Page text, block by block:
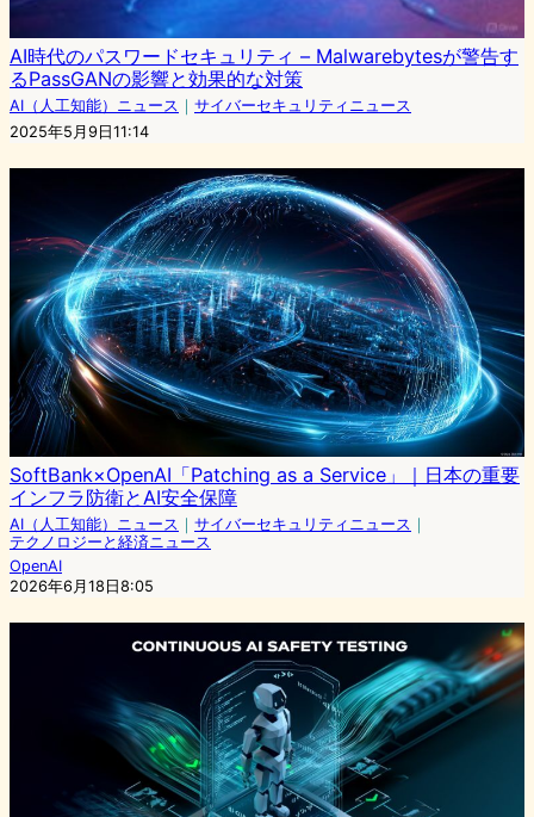
AI時代のパスワードセキュリティ – Malwarebytesが警告す
るPassGANの影響と効果的な対策
AI（人工知能）ニュース ｜ サイバーセキュリティニュース
2025年5月9日11:14
SoftBank×OpenAI「Patching as a Service」｜日本の重要
インフラ防衛とAI安全保障
AI（人工知能）ニュース ｜ サイバーセキュリティニュース ｜
テクノロジーと経済ニュース
OpenAI
2026年6月18日8:05